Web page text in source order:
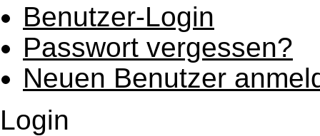
Benutzer-Login
Passwort vergessen?
Neuen Benutzer
Login